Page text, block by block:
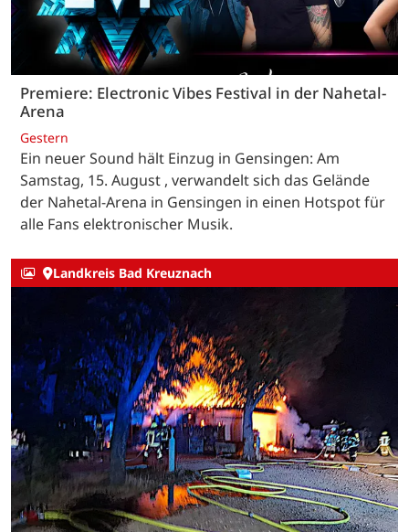
Premiere: Electronic Vibes Festival in der Nahetal-
Arena
Gestern
Ein neuer Sound hält Einzug in Gensingen: Am
Samstag, 15. August , verwandelt sich das Gelände
der Nahetal-Arena in Gensingen in einen Hotspot für
alle Fans elektronischer Musik.
Landkreis Bad Kreuznach